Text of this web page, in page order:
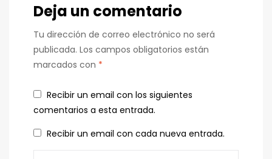
Deja un comentario
Tu dirección de correo electrónico no será
publicada. Los campos obligatorios están
marcados con *
Recibir un email con los siguientes
comentarios a esta entrada.
Recibir un email con cada nueva entrada.